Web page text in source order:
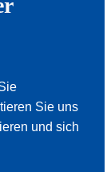
Sie uns
und sich